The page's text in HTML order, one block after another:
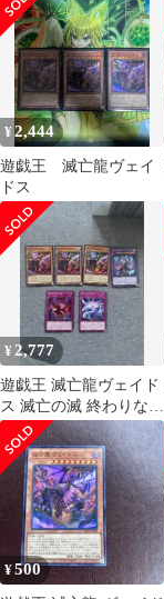
¥2,444
遊戯王 滅亡龍ヴェイ
ドス
¥ 2,777
遊戯王 滅亡龍ヴェイド
ス 滅亡の滅 終わりなき
灰滅 セット
¥500